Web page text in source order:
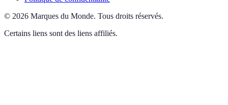
© 2026 Marques du Monde. Tous droits réservés.
Certains liens sont des liens affiliés.